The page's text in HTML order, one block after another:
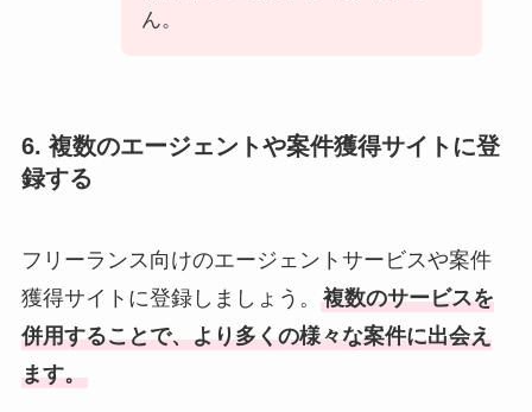
ん。
6. 複数のエージェントや案件獲得サイトに登
録する
フリーランス向けのエージェントサービスや案件
獲得サイトに登録しましょう。 複数のサービスを
併用することで、より多くの様々な案件に出会え
ます。